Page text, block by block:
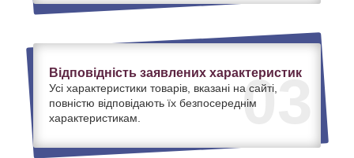
03
Відповідність заявлених характеристик
Усі характеристики товарів, вказані на сайті,
повністю відповідають їх безпосереднім
характеристикам.